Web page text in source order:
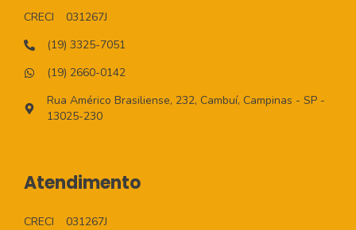
CRECI
031267J
(19) 3325-7051
(19) 2660-0142
Rua Américo Brasiliense, 232, Cambuí, Campinas - SP -
13025-230
Atendimento
CRECI
031267J